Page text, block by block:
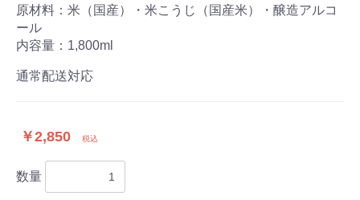
原材料：米（国産）・米こうじ（国産米）・醸造アルコ
ール
内容量：1,800ml
通常配送対応
￥2,850 税込
数量